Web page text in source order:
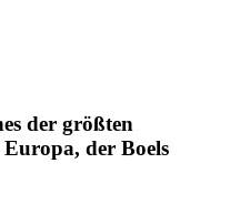
der größten
der Boels